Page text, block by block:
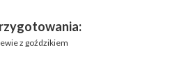
z goździkiem